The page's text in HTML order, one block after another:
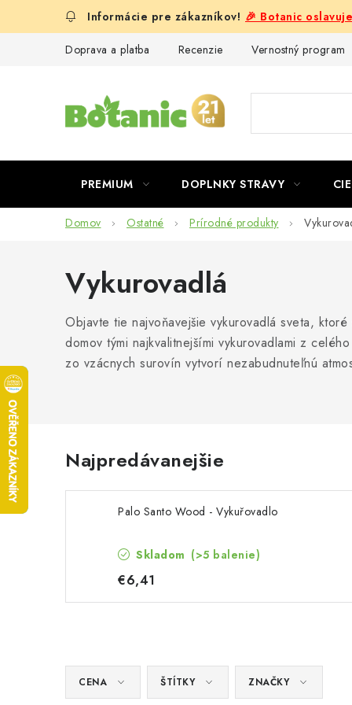
🎉 Botanic
Doprava a platba Recenzie Vernostný program
PREMIUM DOPLNKY STRAVY
Domov Ostatné Prírodné produkty
Vykurovadlá
Objavte tie najvoňavejšie vykurovadlá sveta,
domov tými najkvalitnejšími vykurovadlami z
zo vzácnych surovín vytvorí nezabudnuteľnú
Najpredávanejšie
Palo Santo Wood - Vykuřovadlo
Skladom (>5 balenie)
€6,41
CENA ŠTÍTKY ZNAČKY